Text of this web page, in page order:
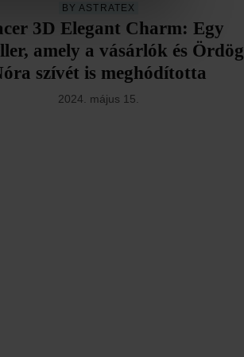
BY ASTRATEX
3D Elegant Charm: Egy
amely a vásárlók és Ördög
szívét is meghódította
2024. május 15.